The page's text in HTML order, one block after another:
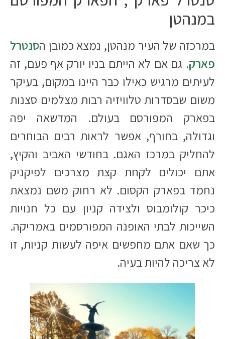
במנהטן
במרכזה של העיר מנהטן, נמצא כמובן הסנטרל
פארק. גם אם לא הייתם בניו יורק אף פעם, זה
לעיתים מרגיש כאילו כבר היינו במקום, בעיקר
משום שבסדרות טלוויזיה רבות מצלמים סצנות
בפארק המפורסם בעולם. המדשאה יפה
וגדולה, בחורף, אפשר לראות רבים הבוחרים
להחליק במרכז האגם. בחודשי האביב והקיץ,
אתם יכולים לקחת קצת מצרכים לפיקניק
נחמד בפארק הקסום. לא רחוק משם נמצאת
כיכר קולומבוס ולצידה קניון עם כל חנויות
השייכות לבתי האופנה המפורסמים באמריקה.
כך שאם אתם מחפשים איפה לעשות קניות, זו
לא צריכה להיות בעיה.